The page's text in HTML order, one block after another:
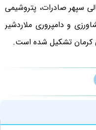
سپهر صادرات، پتروشیمی
و دامپروری ملاردشیر
کرمان تشکیل شده است.